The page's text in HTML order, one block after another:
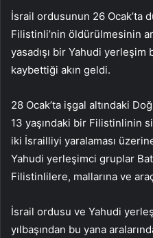
İsrail ordusunun 26 Ocak’ta
Filistinli’nin öldürülmesinin
yasadışı bir Yahudi yerleşim
kaybettiği akın geldi.
28 Ocak’ta işgal altındaki
13 yaşındaki bir Filistinlinin
iki İsrailliyi yaralaması
Yahudi yerleşimci gruplar
Filistinlilere, mallarına ve
İsrail ordusu ve Yahudi
yılbaşından bu yana